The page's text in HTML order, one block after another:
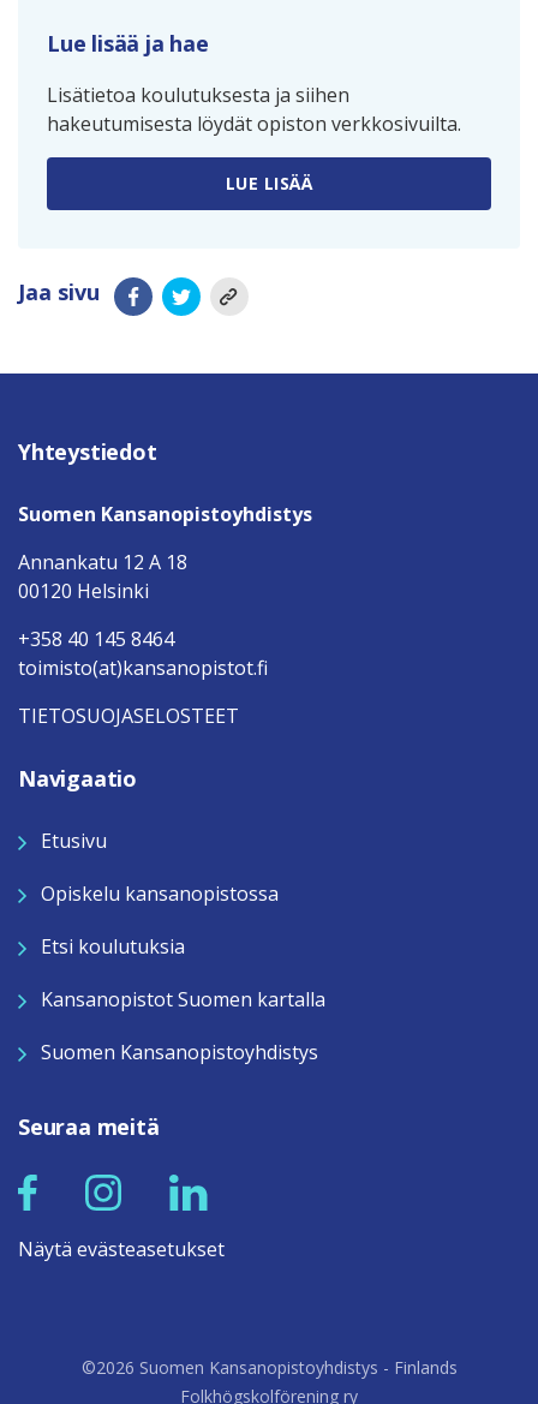
Lue lisää ja hae
Lisätietoa koulutuksesta ja siihen
hakeutumisesta löydät opiston verkkosivuilta.
LUE LISÄÄ
Jaa sivu
Yhteystiedot
Suomen Kansanopistoyhdistys
Annankatu 12 A 18
00120 Helsinki
+358 40 145 8464
toimisto(at)kansanopistot.fi
TIETOSUOJASELOSTEET
Navigaatio
Etusivu
Opiskelu kansanopistossa
Etsi koulutuksia
Kansanopistot Suomen kartalla
Suomen Kansanopistoyhdistys
Seuraa meitä
Näytä evästeasetukset
©2026 Suomen Kansanopistoyhdistys - Finlands
Folkhögskolförening ry